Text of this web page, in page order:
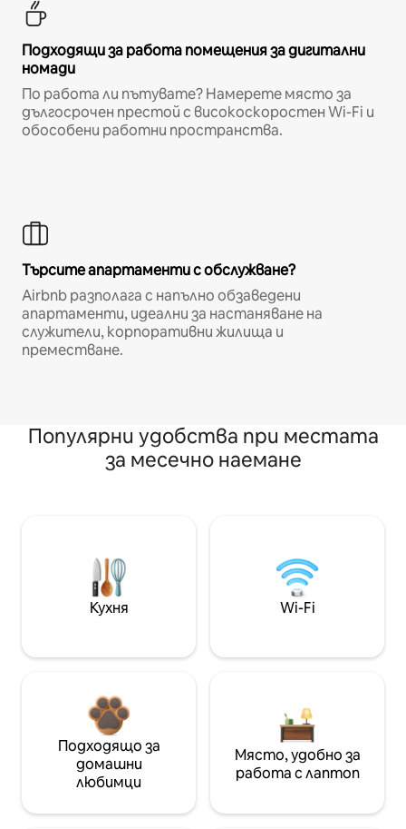
Подходящи за работа помещения за дигитални
номади
По работа ли пътувате? Намерете място за
дългосрочен престой с високоскоростен Wi-Fi и
обособени работни пространства.
Търсите апартаменти с обслужване?
Airbnb разполага с напълно обзаведени
апартаменти, идеални за настаняване на
служители, корпоративни жилища и
преместване.
Популярни удобства при местата
за месечно наемане
Кухня Wi-Fi
Подходящо за
домашни
любимци
Място, удобно за
работа с лаптоп